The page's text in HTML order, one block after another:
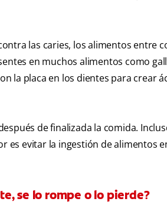
las caries, los alimentos entre
en muchos alimentos como
la placa en los dientes para crear
de finalizada la comida.
es evitar la ingestión de alimentos
se lo rompe o lo pierde?